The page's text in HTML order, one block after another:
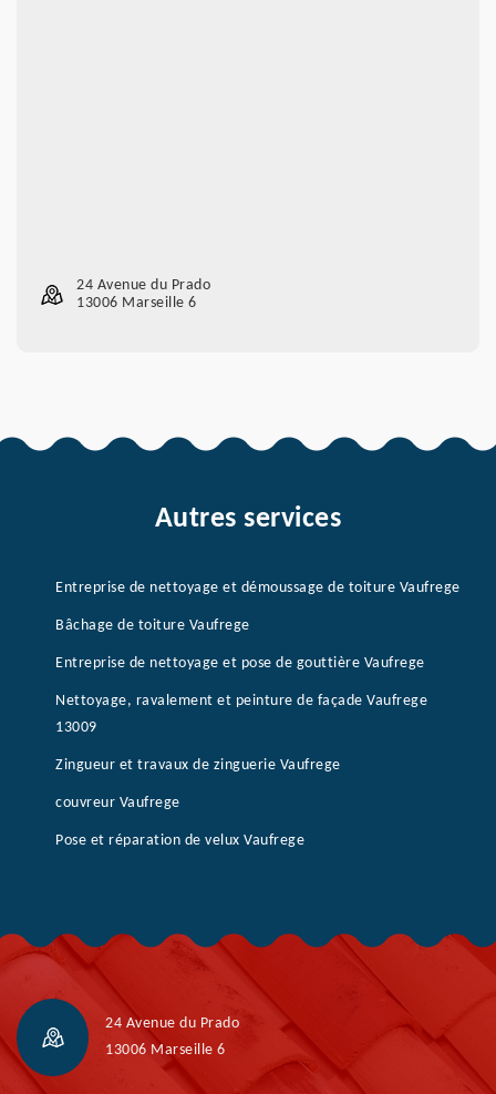
24 Avenue du Prado
13006 Marseille 6
Autres services
Entreprise de nettoyage et démoussage de toiture Vaufrege
Bâchage de toiture Vaufrege
Entreprise de nettoyage et pose de gouttière Vaufrege
Nettoyage, ravalement et peinture de façade Vaufrege
13009
Zingueur et travaux de zinguerie Vaufrege
couvreur Vaufrege
Pose et réparation de velux Vaufrege
24 Avenue du Prado
13006 Marseille 6